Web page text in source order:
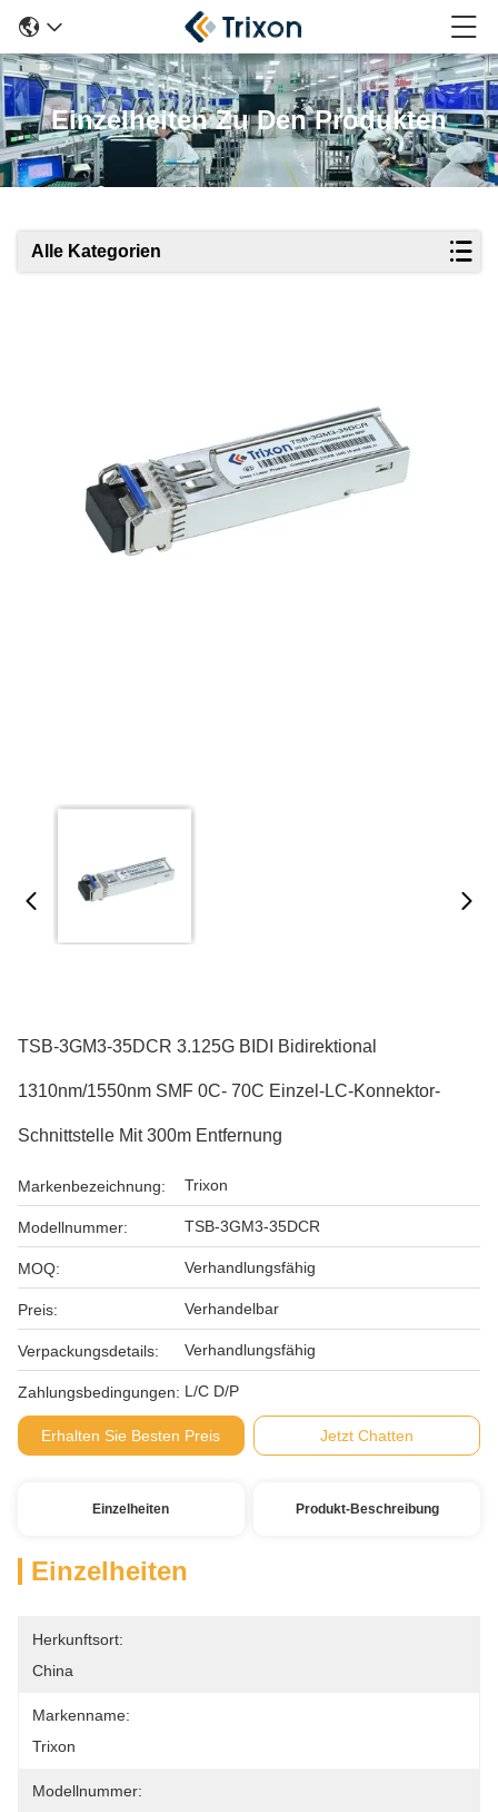
Einzelheiten Zu Den Produkten
Alle Kategorien
TSB-3GM3-35DCR 3.125G BIDI Bidirektional
1310nm/1550nm SMF 0C- 70C Einzel-LC-Konnektor-
Schnittstelle Mit 300m Entfernung
Markenbezeichnung: Trixon
Modellnummer: TSB-3GM3-35DCR
MOQ: Verhandlungsfähig
Preis: Verhandelbar
Verpackungsdetails: Verhandlungsfähig
Zahlungsbedingungen: L/C D/P
Erhalten Sie Besten Preis Jetzt Chatten
Einzelheiten Produkt-Beschreibung
Einzelheiten
Herkunftsort:
China
Markenname:
Trixon
Modellnummer: